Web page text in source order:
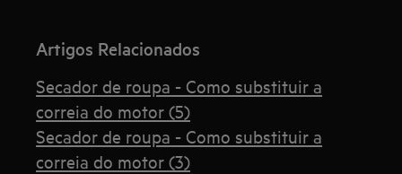
Artigos Relacionados
Secador de roupa - Como substituir a
correia do motor (5)
Secador de roupa - Como substituir a
correia do motor (3)